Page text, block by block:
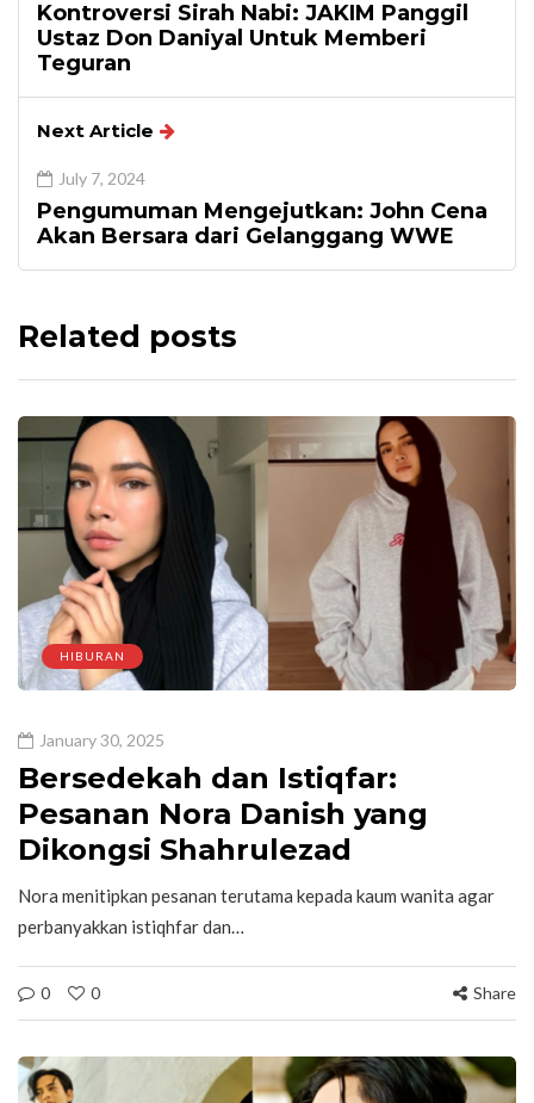
Kontroversi Sirah Nabi: JAKIM Panggil
Ustaz Don Daniyal Untuk Memberi
Teguran
Next Article
July 7, 2024
Pengumuman Mengejutkan: John Cena
Akan Bersara dari Gelanggang WWE
Related posts
HIBURAN
January 30, 2025
Bersedekah dan Istiqfar:
Pesanan Nora Danish yang
Dikongsi Shahrulezad
Nora menitipkan pesanan terutama kepada kaum wanita agar
perbanyakkan istiqhfar dan…
0 0 Share